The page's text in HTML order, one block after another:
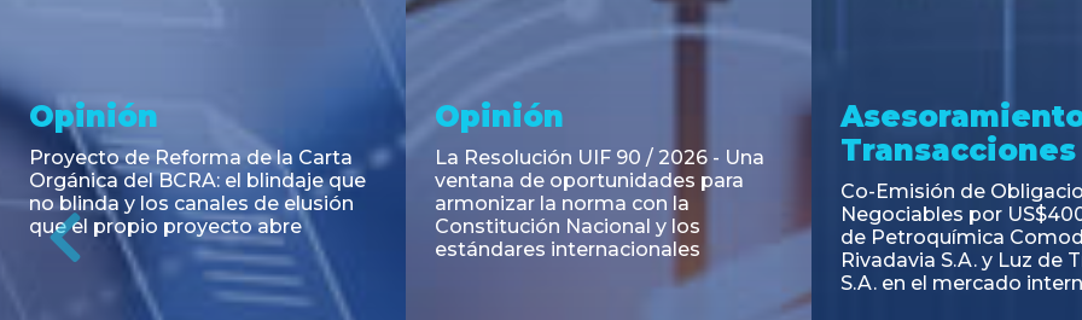
Noticia
RESOLUCIÓN 271/2026 de la
SECRETARIA DE COORDINACIÓN
DE PRODUCCIÓN: Actualización y
unificación de las advertencias
obligatorias en la publicidad de
juegos y apuestas en...
Asesoramiento y
Transacciones
Emisión de Obligaciones
Negociables Clase E de Central
Puerto S.A. por un Valor Nominal
de U$S 98.897.303
Transacciones
PAGBAM asesoró a
autorización para la
de los Certificados de
del Fideicomiso
Inmobiliario "Espacio
Previous